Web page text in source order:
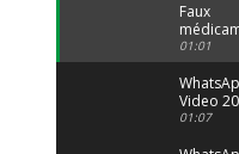
Faux
: Le trafic
porte
malgré
01:01
Video
04 at 15
01:07